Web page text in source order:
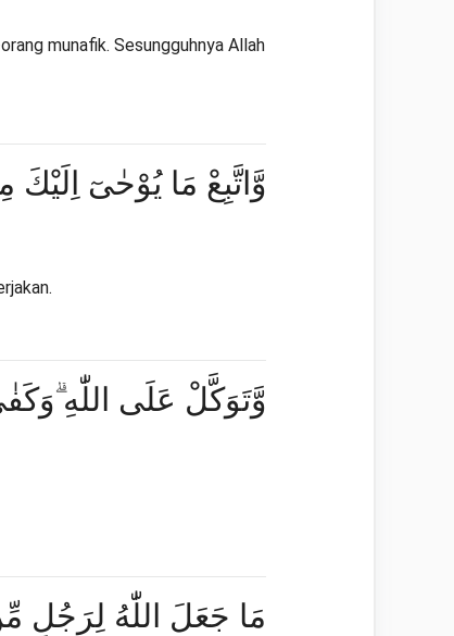
munafik. Sesungguhnya Allah
وَّاتَّبِعْ مَا يُوْحٰىٓ
وَّتَوَكَّلْ عَلَى اللّٰهِ
مَا جَعَلَ اللّٰهُ لِرَجُلٍ